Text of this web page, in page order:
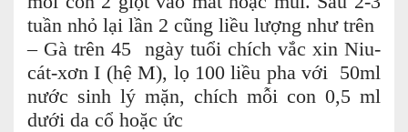
tuần nhỏ lại lần 2 cũng liều lượng như trên
– Gà trên 45 ngày tuổi chích vắc xin Niu-
cát-xơn I (hệ M), lọ 100 liều pha với 50ml
nước sinh lý mặn, chích mỗi con 0,5 ml
dưới da cổ hoặc ức